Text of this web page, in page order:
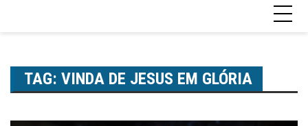
TAG: VINDA DE JESUS EM GLÓRIA